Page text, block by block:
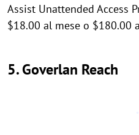
Assist Unattended Access
$18.00 al mese o $180.00
5. Goverlan Reach